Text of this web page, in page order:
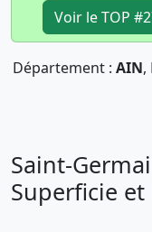
Voir le TOP
Département : AIN,
Saint-
Superficie